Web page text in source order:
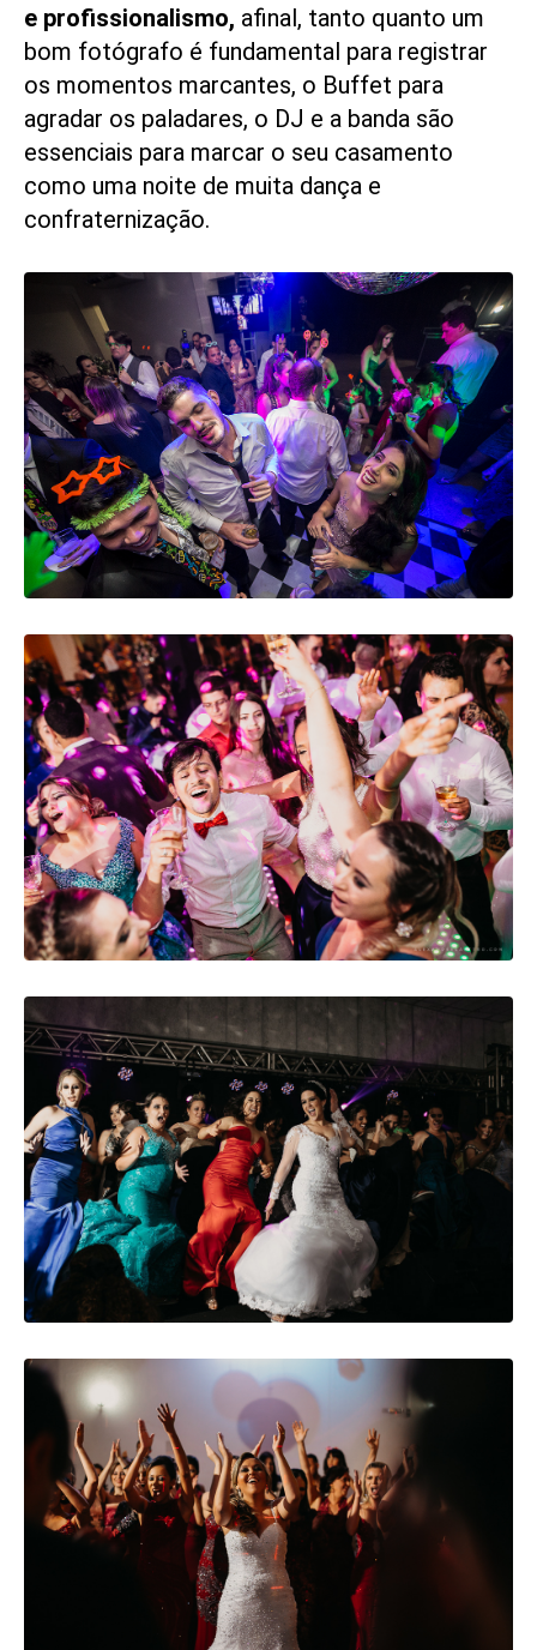
e profissionalismo, afinal, tanto quanto um
bom fotógrafo é fundamental para registrar
os momentos marcantes, o Buffet para
agradar os paladares, o DJ e a banda são
essenciais para marcar o seu casamento
como uma noite de muita dança e
confraternização.